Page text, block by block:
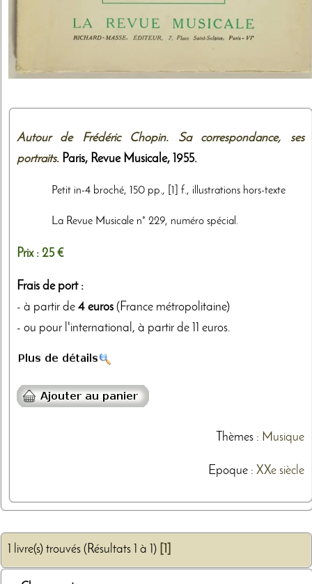
Autour de Frédéric Chopin. Sa correspondance, ses
portraits. Paris, Revue Musicale, 1955.
Petit in-4 broché, 150 pp., [1] f., illustrations hors-texte
La Revue Musicale n° 229, numéro spécial.
Prix : 25 €
Frais de port :
- à partir de 4 euros (France métropolitaine)
- ou pour l'international, à partir de 11 euros.
Thèmes: Musique
Epoque : XXe siècle
1 livre(s) trouvés (Résultats 1 à 1)